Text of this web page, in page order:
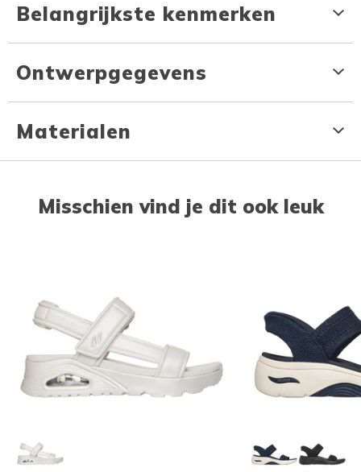
Belangrijkste kenmerken
Ontwerpgegevens
Materialen
Misschien vind je dit ook leuk